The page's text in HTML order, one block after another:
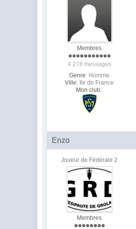
Membres
4 278 messages
Genre: Homme
Ville:
Ile de France
Mon club:
Enzo
Joueur de Fédérale 2
Membres